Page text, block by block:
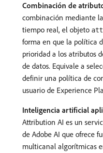
Combinación de
combinación mediante
tiempo real, el objeto
forma en que la política
prioridad a los atributos
de datos. Equivale a
definir una política de
usuario de Experience
Inteligencia artificial
Attribution AI es un
de Adobe AI que ofrece
multicanal algorítmicas